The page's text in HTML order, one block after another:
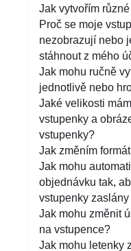
Jak vytvořím
Proč se moje
nezobrazují nebo
stáhnout z mého
Jak mohu ručně
jednotlivě nebo
Jaké velikosti
vstupenky a
vstupenky?
Jak změním
Jak mohu
objednávku tak,
vstupenky
Jak mohu změnit
na vstupence?
Jak mohu letenky